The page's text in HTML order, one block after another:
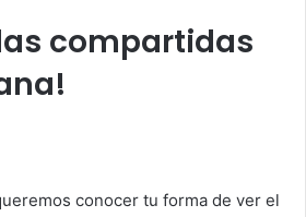
compartidas
conocer tu forma de ver el